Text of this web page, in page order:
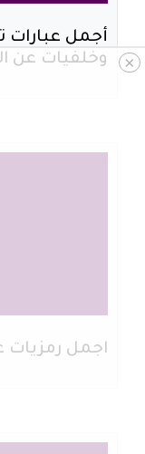
وخلفيات عن
اجمل رمزيات
×